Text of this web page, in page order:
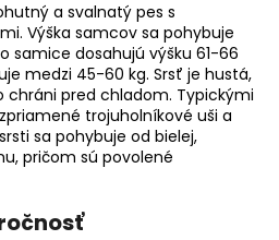
a svalnatý pes s
Výška samcov sa pohybuje
samice dosahujú výšku 61-66
medzi 45-60 kg. Srsť je hustá,
chráni pred chladom. Typickými
trojuholníkové uši a
sa pohybuje od bielej,
pričom sú povolené